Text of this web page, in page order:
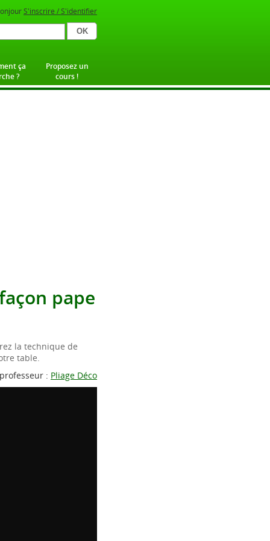
S'inscrire / S'identifier
ça
?
Proposez un
cours !
pape
la technique de
table.
professeur : Pliage Déco